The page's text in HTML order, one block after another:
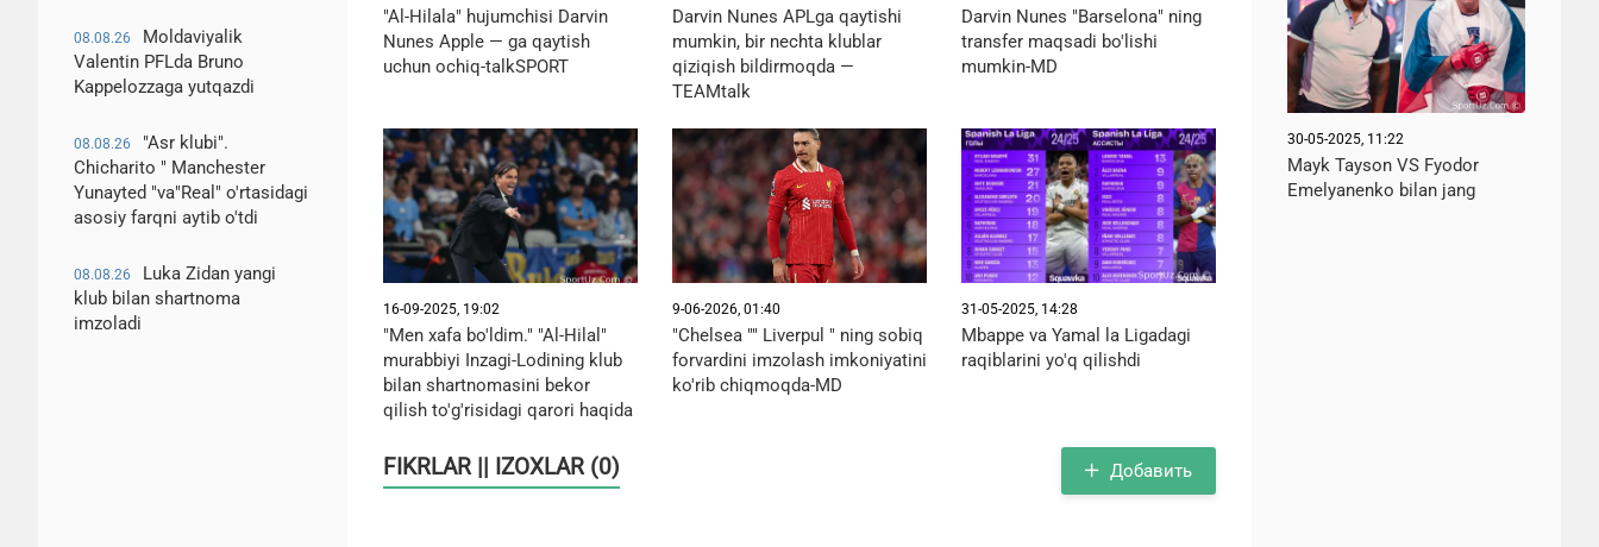
08.08.26
Moldaviyalik
Valentin PFLda Bruno
Kappelozzaga yutqazdi
08.08.26
"Asr klubi".
Chicharito " Manchester
Yunayted "va"Real" o'rtasidagi
asosiy farqni aytib o'tdi
08.08.26
Luka Zidan yangi
klub bilan shartnoma
imzoladi
"Al-Hilala" hujumchisi Darvin
Nunes Apple — ga qaytish
uchun ochiq-talkSPORT
Darvin Nunes APLga qaytishi
mumkin, bir nechta klublar
qiziqish bildirmoqda —
TEAMtalk
Darvin Nunes "Barselona" ning
transfer maqsadi bo'lishi
mumkin-MD
16-09-2025, 19:02
"Men xafa bo'ldim." "Al-Hilal"
murabbiyi Inzagi-Lodining klub
bilan shartnomasini bekor
qilish to'g'risidagi qarori haqida
9-06-2026, 01:40
"Chelsea "" Liverpul " ning sobiq
forvardini imzolash imkoniyatini
ko'rib chiqmoqda‑MD
31-05-2025, 14:28
Mbappe va Yamal la Ligadagi
raqiblarini yo'q qilishdi
FIKRLAR || IZOXLAR (0) Добавить
30-05-2025, 11:22
Mayk Tayson VS Fyodor
Emelyanenko bilan jang